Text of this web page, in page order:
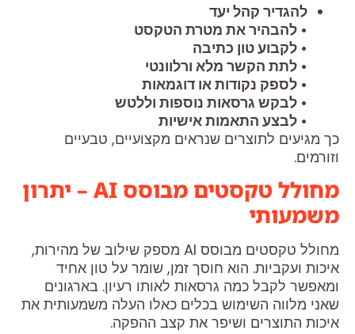
להגדיר קהל יעד
• להבהיר את מטרת הטקסט
• לקבוע טון כתיבה
• לתת הקשר מלא ורלוונטי
• לספק נקודות או דוגמאות
• לבקש גרסאות נוספות וללטש
• לבצע התאמות אישיות
כך מגיעים לתוצרים שנראים מקצועיים, טבעיים
וזורמים.
מחולל טקסטים מבוסס AI – יתרון
משמעותי
מחולל טקסטים מבוסס AI מספק שילוב של מהירות,
איכות ועקביות. הוא חוסך זמן, שומר על טון אחיד
ומאפשר לקבל כמה גרסאות לאותו רעיון. בארגונים
שאני מלווה השימוש בכלים כאלו העלה משמעותית את
איכות התוצרים ושיפר את קצב ההפקה.